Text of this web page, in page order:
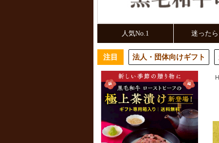
人気No.1 迷った
注目 法人・団体向けギフト